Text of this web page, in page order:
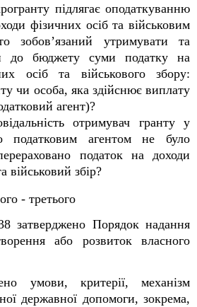
підлягає оподаткуванню
фізичних осіб та військовим
зобов’язаний утримувати та
до бюджету суми податку на
осіб та військового збору:
чи особа, яка здійснює виплату
агент)?
отримувач гранту у
податковим агентом не було
податок на доходи
військовий збір?
- третього
затверджено Порядок надання
або розвиток власного
умови, критерії, механізм
державної допомоги, зокрема,